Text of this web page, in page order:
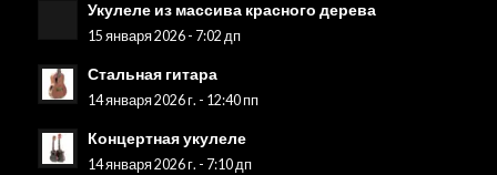
Укулеле из массива красного дерева
15 января 2026 - 7:02 дп
Стальная гитара
14 января 2026 г. - 12:40 пп
Концертная укулеле
14 января 2026 г. - 7:10 дп